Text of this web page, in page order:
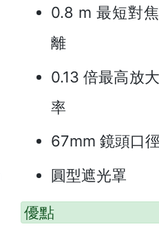
0.8 m 最短對
離
0.13 倍最高放
率
67mm 鏡頭口徑
圓型遮光罩
優點